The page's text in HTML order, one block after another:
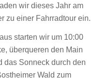
wir dieses Jahr am
zu einer Fahrradtour ein.
starten wir um 10:00
überqueren den Main
das Sonneck durch den
Wald zum